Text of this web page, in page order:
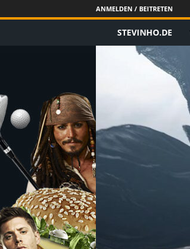
ANMELDEN / BEITRETEN
STEVINHO.DE